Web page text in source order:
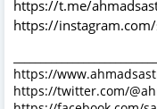
https://t.me/
https://
https://
https://twitter.com/